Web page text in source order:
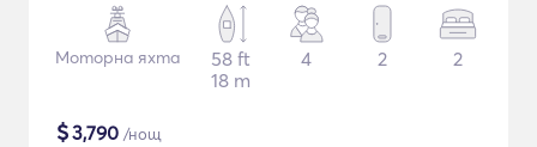
Моторна яхта
58 ft
18 m
4 2 2
$3,790 /нощ